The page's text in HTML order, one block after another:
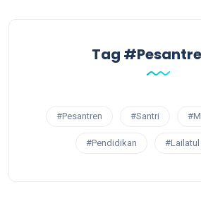
Tag
#Pesantren #Santri
#Pendidikan